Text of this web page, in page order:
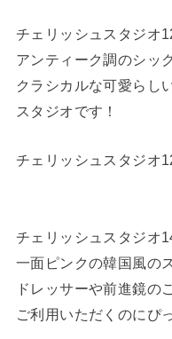
チェリッシュスタジオ
アンティーク調のシッ
クラシカルな可愛らし
スタジオです！
チェリッシュスタジオ
チェリッシュスタジオ
一面ピンクの韓国風の
ドレッサーや前進鏡の
ご利用いただくのにぴ